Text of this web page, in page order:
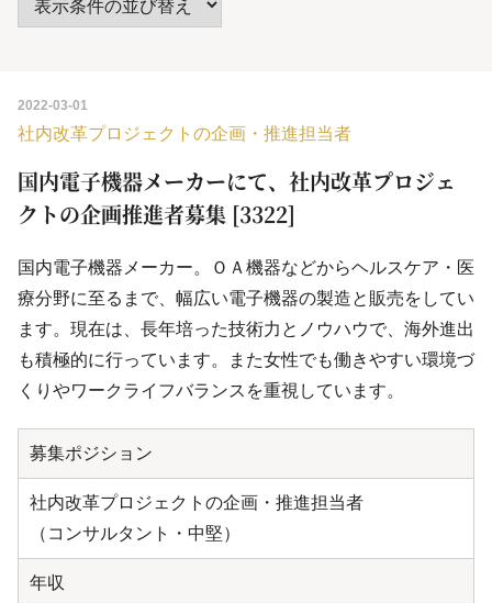
2022-03-01
社内改革プロジェクトの企画・推進担当者
国内電子機器メーカーにて、社内改革プロジェ
クトの企画推進者募集 [3322]
国内電子機器メーカー。ＯＡ機器などからヘルスケア・医
療分野に至るまで、幅広い電子機器の製造と販売をしてい
ます。現在は、長年培った技術力とノウハウで、海外進出
も積極的に行っています。また女性でも働きやすい環境づ
くりやワークライフバランスを重視しています。
募集ポジション
社内改革プロジェクトの企画・推進担当者
（コンサルタント・中堅）
年収